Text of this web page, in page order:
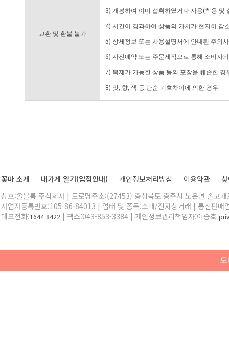
교환 및 환불 불가
3) 개봉하여 이미 섭취하였거나 사용(착용 및
4) 시간이 경과하여 상품의 가치가 현저히 감
5) 상세정보 또는 사용설명서에 안내된 주의
6) 사전예약 또는 주문제작으로 통해 소비자
7) 복제가 가능한 상품 등의 포장을 훼손한 경
8) 맛, 향, 색 등 단순 기호차이에 의한 경우
꽃마 소개 내가게 열기(입점안내) 개인정보처리방침 이용약관
상호:올블룸 주식회사 | 도로명주소:(27453) 충청북도 충주시 노은면 솔고
사업자등록번호:105-86-84013 | 업태 및 종목:소매/전자상거래 | 통신판매
대표전화:1644-8422 | 팩스:043-853-3384 | 개인정보관리책임자:이승호